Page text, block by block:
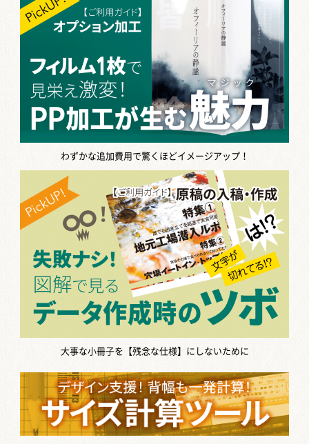
わずかな追加費用で驚くほどイメージアップ！
大事な小冊子を【残念な仕様】にしないために